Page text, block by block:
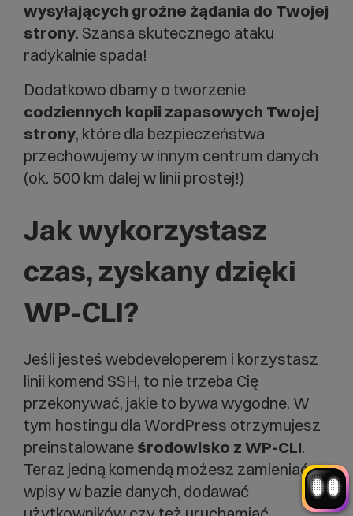
wysyłających groźne żądania do Twojej
strony. Szansa skutecznego ataku
radykalnie spada!
Dodatkowo dbamy o tworzenie
codziennych kopii zapasowych Twojej
strony, które dla bezpieczeństwa
przechowujemy w innym centrum danych
(ok. 500 km dalej w linii prostej!)
Jak wykorzystasz
czas, zyskany dzięki
WP-CLI?
Jeśli jesteś webdeveloperem i korzystasz
linii komend SSH, to nie trzeba Cię
przekonywać, jakie to bywa wygodne. W
tym hostingu dla WordPress otrzymujesz
preinstalowane środowisko z WP-CLI.
Teraz jedną komendą możesz zamieniać
wpisy w bazie danych, dodawać
Wybór hostingu Wybór domeny
Bazy danych
Optymalizacja wydajności